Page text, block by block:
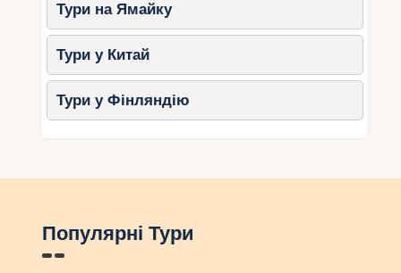
Для комфорту та розвиненої
інфраструктури:Корал-Бей.
Для романтики та красивих
фото:Петра-ту-Роміу.
Для любителів дикої
природи:Лара-Біч.
пляжами Кіпру без метушні. Тепле море, м’яке
свій ідеальний пляж та вирушайте на
незабутній відпочинок!
Тури на Ямайку
Тури у Китай
Тури у Фінляндію
Популярні Тури